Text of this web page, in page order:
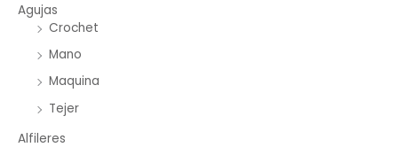
Agujas
Crochet
Mano
Maquina
Tejer
Alfileres